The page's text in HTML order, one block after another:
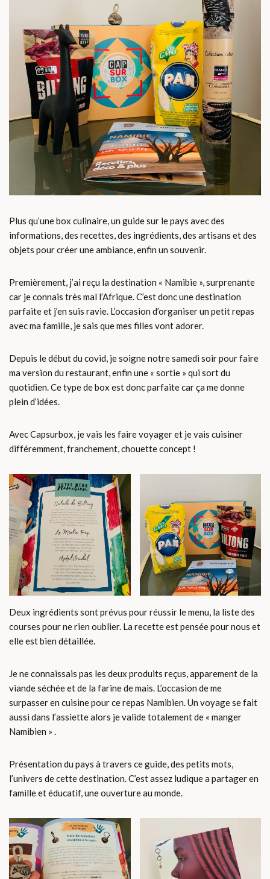
Plus qu’une box culinaire, un guide sur le pays avec des
informations, des recettes, des ingrédients, des artisans et des
objets pour créer une ambiance, enfin un souvenir.
Premièrement, j’ai reçu la destination « Namibie », surprenante
car je connais très mal l’Afrique. C’est donc une destination
parfaite et j’en suis ravie. L’occasion d’organiser un petit repas
avec ma famille, je sais que mes filles vont adorer.
Depuis le début du covid, je soigne notre samedi soir pour faire
ma version du restaurant, enfin une « sortie » qui sort du
quotidien. Ce type de box est donc parfaite car ça me donne
plein d’idées.
Avec Capsurbox, je vais les faire voyager et je vais cuisiner
différemment, franchement, chouette concept !
Deux ingrédients sont prévus pour réussir le menu, la liste des
courses pour ne rien oublier. La recette est pensée pour nous et
elle est bien détaillée.
Je ne connaissais pas les deux produits reçus, apparement de la
viande séchée et de la farine de mais. L’occasion de me
surpasser en cuisine pour ce repas Namibien. Un voyage se fait
aussi dans l’assiette alors je valide totalement de « manger
Namibien » .
Présentation du pays à travers ce guide, des petits mots,
l’univers de cette destination. C’est assez ludique a partager en
famille et éducatif, une ouverture au monde.